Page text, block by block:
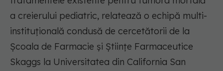
a creierului pediatric, relatează o echipă multi-
instituțională condusă de cercetătorii de la
Școala de Farmacie și Științe Farmaceutice
Skaggs la Universitatea din California San